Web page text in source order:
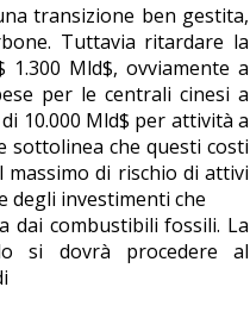
transizione ben gestita,
Tuttavia ritardare la
Mld$, ovviamente a
per le centrali cinesi a
10.000 Mld$ per attività a
sottolinea che questi costi
di rischio di attivi
degli investimenti che
dai combustibili fossili. La
si dovrà procedere al